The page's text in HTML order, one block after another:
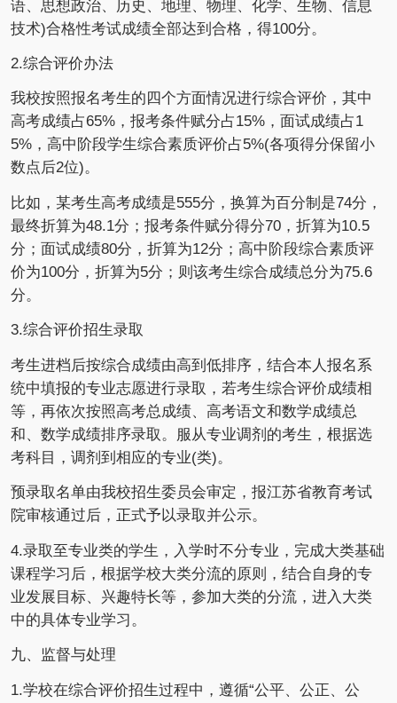
语、思想政治、历史、地理、物理、化学、生物、信息
技术)合格性考试成绩全部达到合格，得100分。
2.综合评价办法
我校按照报名考生的四个方面情况进行综合评价，其中
高考成绩占65%，报考条件赋分占15%，面试成绩占1
5%，高中阶段学生综合素质评价占5%(各项得分保留小
数点后2位)。
比如，某考生高考成绩是555分，换算为百分制是74分，
最终折算为48.1分；报考条件赋分得分70，折算为10.5
分；面试成绩80分，折算为12分；高中阶段综合素质评
价为100分，折算为5分；则该考生综合成绩总分为75.6
分。
3.综合评价招生录取
考生进档后按综合成绩由高到低排序，结合本人报名系
统中填报的专业志愿进行录取，若考生综合评价成绩相
等，再依次按照高考总成绩、高考语文和数学成绩总
和、数学成绩排序录取。服从专业调剂的考生，根据选
考科目，调剂到相应的专业(类)。
预录取名单由我校招生委员会审定，报江苏省教育考试
院审核通过后，正式予以录取并公示。
4.录取至专业类的学生，入学时不分专业，完成大类基础
课程学习后，根据学校大类分流的原则，结合自身的专
业发展目标、兴趣特长等，参加大类的分流，进入大类
中的具体专业学习。
九、监督与处理
1.学校在综合评价招生过程中，遵循“公平、公正、公